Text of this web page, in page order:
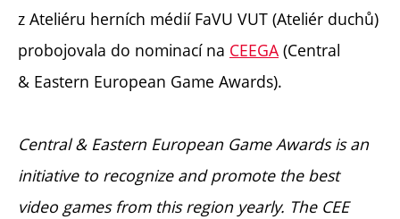
z Ateliéru herních médií FaVU VUT (Ateliér duchů)
probojovala do nominací na CEEGA (Central
& Eastern European Game Awards).
Central & Eastern European Game Awards is an
initiative to recognize and promote the best
video games from this region yearly. The CEE